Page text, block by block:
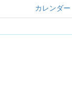
カレンダー